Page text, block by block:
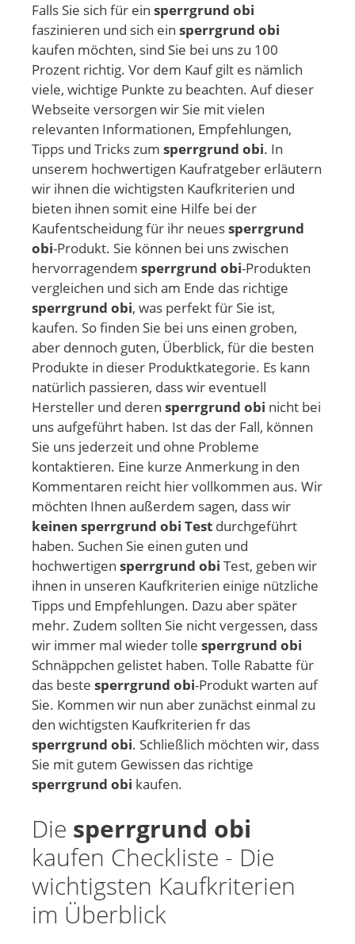
Falls Sie sich für ein sperrgrund obi
faszinieren und sich ein sperrgrund obi
kaufen möchten, sind Sie bei uns zu 100
Prozent richtig. Vor dem Kauf gilt es nämlich
viele, wichtige Punkte zu beachten. Auf dieser
Webseite versorgen wir Sie mit vielen
relevanten Informationen, Empfehlungen,
Tipps und Tricks zum sperrgrund obi. In
unserem hochwertigen Kaufratgeber erläutern
wir ihnen die wichtigsten Kaufkriterien und
bieten ihnen somit eine Hilfe bei der
Kaufentscheidung für ihr neuessperrgrund
obi-Produkt. Sie können bei uns zwischen
hervorragendem sperrgrund obi-Produkten
vergleichen und sich am Ende das richtige
sperrgrund obi, was perfekt für Sie ist,
kaufen. So finden Sie bei uns einen groben,
aber dennoch guten, Überblick, für die besten
Produkte in dieser Produktkategorie. Es kann
natürlich passieren, dass wir eventuell
Hersteller und deren sperrgrund obi nicht bei
uns aufgeführt haben. Ist das der Fall, können
Sie uns jederzeit und ohne Probleme
kontaktieren. Eine kurze Anmerkung in den
Kommentaren reicht hier vollkommen aus. Wir
möchten Ihnen außerdem sagen, dass wir
keinen sperrgrund obi Test durchgeführt
haben. Suchen Sie einen guten und
hochwertigen sperrgrund obi Test, geben wir
ihnen in unseren Kaufkriterien einige nützliche
Tipps und Empfehlungen. Dazu aber später
mehr. Zudem sollten Sie nicht vergessen, dass
wir immer mal wieder tolle sperrgrund obi
Schnäppchen gelistet haben. Tolle Rabatte für
das beste sperrgrund obi-Produkt warten auf
Sie. Kommen wir nun aber zunächst einmal zu
den wichtigsten Kaufkriterien fr das
sperrgrund obi. Schließlich möchten wir, dass
Sie mit gutem Gewissen das richtige
sperrgrund obi kaufen.
Die sperrgrund obi
kaufen Checkliste - Die
wichtigsten Kaufkriterien
im Überblick